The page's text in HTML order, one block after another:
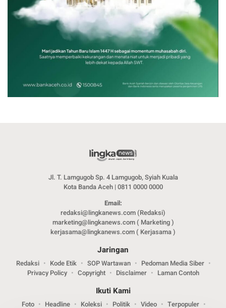
Jl. T. Lamgugob Sp. 4 Lamgugob, Syiah Kuala
Kota Banda Aceh | 0811 0000 0000
Email:
redaksi@lingkanews.com (Redaksi)
marketing@lingkanews.com ( Marketing )
kerjasama@lingkanews.com ( Kerjasama )
Jaringan
Redaksi Kode Etik SOP Wartawan
Pedoman Media Siber
Privacy Policy
Copyright Disclaimer Laman Contoh
Ikuti Kami
Foto Headline Koleksi Politik Video Terpopuler